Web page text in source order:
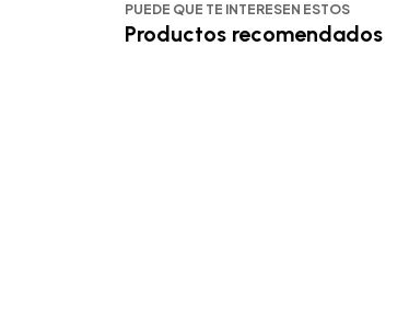
PUEDE QUE TE INTERESEN ESTOS
Productos recomendados